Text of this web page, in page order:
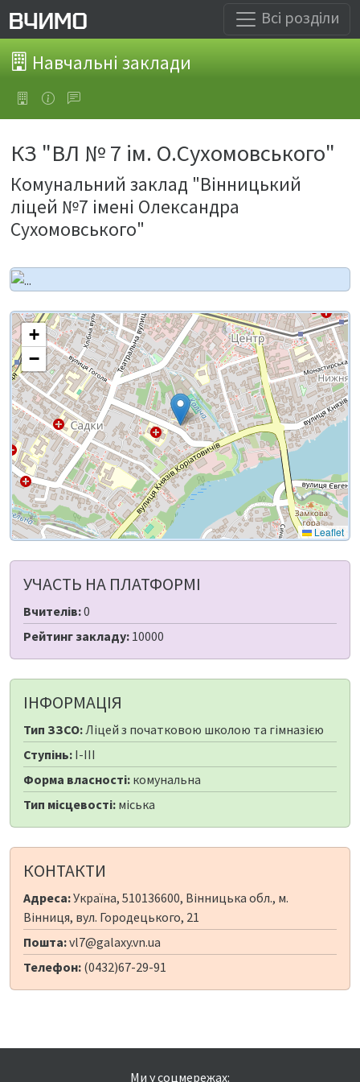
Всі розділи
Навчальні заклади
КЗ "ВЛ № 7 ім. О.Сухомовського"
Комунальний заклад "Вінницький
ліцей №7 імені Олександра
Сухомовського"
+
−
Leaflet
УЧАСТЬ НА ПЛАТФОРМІ
Вчителів:0
Рейтинг закладу: 10000
ІНФОРМАЦІЯ
Тип ЗЗСО:Ліцей з початковою школою та гімназією
Ступінь: I-III
Форма власності: комунальна
Тип місцевості: міська
КОНТАКТИ
Адреса:Україна, 510136600, Вінницька обл., м.
Вінниця, вул. Городецького, 21
Пошта:vl7@galaxy.vn.ua
Телефон: (0432)67-29-91
Ми у соцмережах: